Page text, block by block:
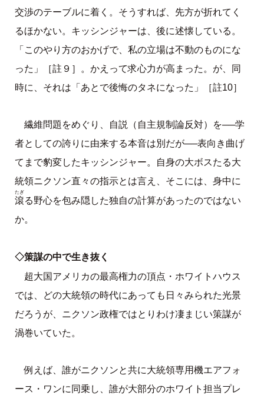
交渉のテーブルに着く。そうすれば、先方が折れてく
るほかない。キッシンジャーは、後に述懐している。
「このやり方のおかげで、私の立場は不動のものにな
った」［註９］。かえって求心力が高まった。が、同
時に、それは「あとで後悔のタネになった」［註10］
繊維問題をめぐり、自説（自主規制論反対）を──学
者としての誇りに由来する本音は別だが──表向き曲げ
てまで豹変したキッシンジャー。自身の大ボスたる大
統領ニクソン直々の指示とは言え、そこには、身中に
滾
たぎ
る野心を包み隠した独自の計算があったのではない
か。
◇策謀の中で生き抜く
超大国アメリカの最高権力の頂点・ホワイトハウス
では、どの大統領の時代にあっても日々みられた光景
だろうが、ニクソン政権ではとりわけ凄まじい策謀が
渦巻いていた。
例えば、誰がニクソンと共に大統領専用機エアフォ
ース・ワンに同乗し、誰が大部分のホワイト担当プレ